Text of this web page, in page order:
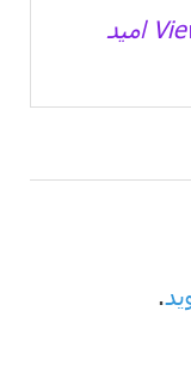
View all posts by امید
.